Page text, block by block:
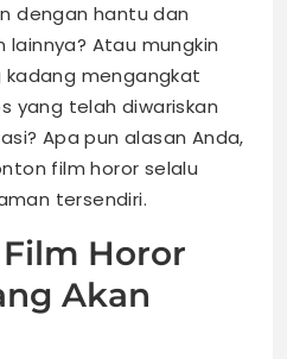
dengan hantu dan
lainnya? Atau mungkin
mengangkat
yang telah diwariskan
Apa pun alasan Anda,
film horor selalu
tersendiri.
Horor
Akan